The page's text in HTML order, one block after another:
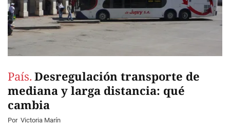
País. Desregulación transporte de
mediana y larga distancia: qué
cambia
Por Victoria Marín